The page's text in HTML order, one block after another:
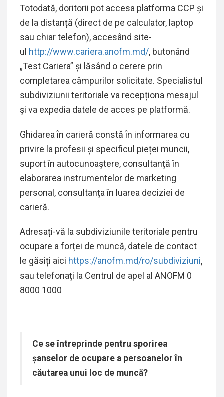
Totodată, doritorii pot accesa platforma CCP și
de la distanță (direct de pe calculator, laptop
sau chiar telefon), accesând site-
ul http://www.cariera.anofm.md/, butonând
„Test Cariera” și lăsând o cerere prin
completarea câmpurilor solicitate. Specialistul
subdiviziunii teritoriale va recepționa mesajul
și va expedia datele de acces pe platformă.
Ghidarea în carieră constă în informarea cu
privire la profesii și specificul pieței muncii,
suport în autocunoaștere, consultanță în
elaborarea instrumentelor de marketing
personal, consultanța în luarea deciziei de
carieră.
Adresați-vă la subdiviziunile teritoriale pentru
ocupare a forței de muncă, datele de contact
le găsiți aici https://anofm.md/ro/subdiviziuni,
sau telefonați la Centrul de apel al ANOFM 0
8000 1000
Ce se întreprinde pentru sporirea
şanselor de ocupare a persoanelor în
căutarea unui loc de muncă?